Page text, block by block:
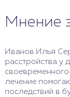
Мнение
Иванов Илья
расстройства у
лечение
последствий в